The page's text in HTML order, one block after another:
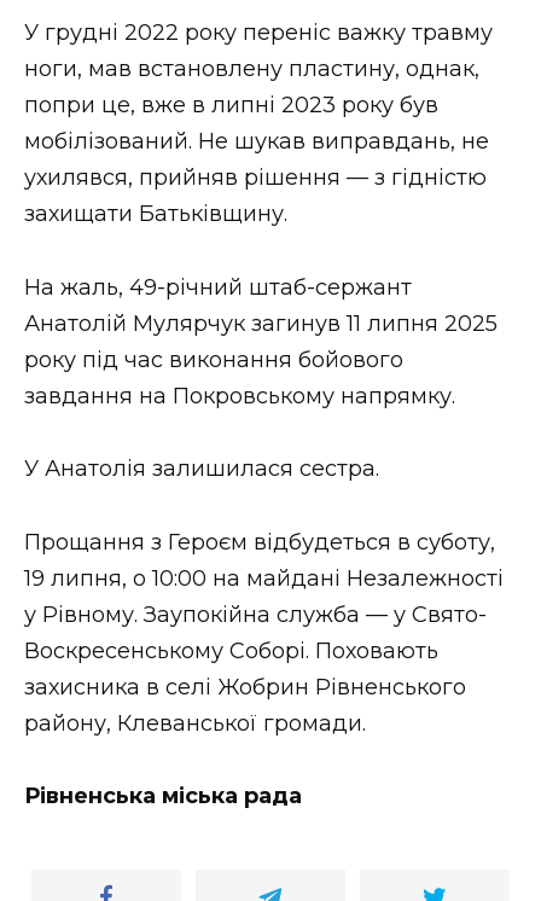
У грудні 2022 року переніс важку травму
ноги, мав встановлену пластину, однак,
попри це, вже в липні 2023 року був
мобілізований. Не шукав виправдань, не
ухилявся, прийняв рішення — з гідністю
захищати Батьківщину.
На жаль, 49-річний штаб-сержант
Анатолій Мулярчук загинув 11 липня 2025
року під час виконання бойового
завдання на Покровському напрямку.
У Анатолія залишилася сестра.
Прощання з Героєм відбудеться в суботу,
19 липня, о 10:00 на майдані Незалежності
у Рівному. Заупокійна служба — у Свято-
Воскресенському Соборі. Поховають
захисника в селі Жобрин Рівненського
району, Клеванської громади.
Рівненська міська рада